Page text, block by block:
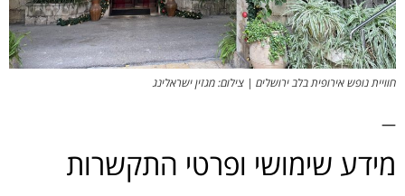
חוויית נופש אירופית בלב ירושלים | צילום: מגזין ישראלינג
—
מידע שימושי ופרטי התקשרות